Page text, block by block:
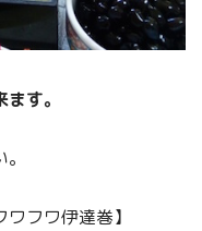
す。
フワ伊達巻】